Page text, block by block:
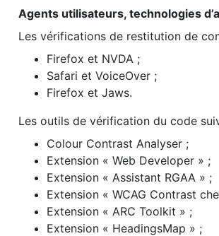
Agents utilisateurs, technologies
Les vérifications de restitution de
Firefox et NVDA ;
Safari et VoiceOver ;
Firefox et Jaws.
Les outils de vérification du code
Colour Contrast Analyser ;
Extension « Web Developer » ;
Extension « Assistant RGAA » ;
Extension « WCAG Contrast
Extension « ARC Toolkit » ;
Extension « HeadingsMap » ;